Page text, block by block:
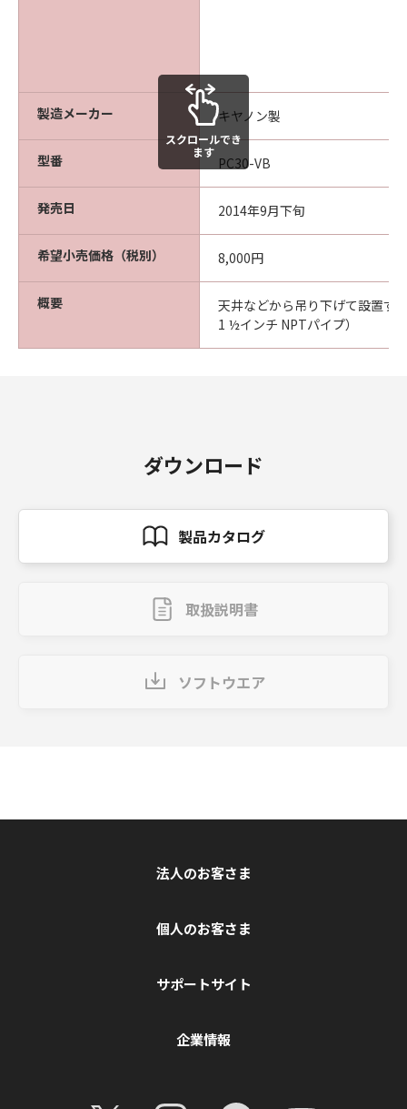
製造メーカー キヤノン製
型番 PC30-VB
発売日 2014年9月下旬
希望小売価格（税別） 8,000円
概要
天井などから吊り下げて設置す
1 ½インチ NPTパイプ）
スクロールでき
ます
ダウンロード
製品カタログ
取扱説明書
ソフトウエア
法人のお客さま
個人のお客さま
サポートサイト
企業情報